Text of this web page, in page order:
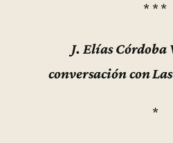
* * *
J. Elías Córdoba
conversación con
*